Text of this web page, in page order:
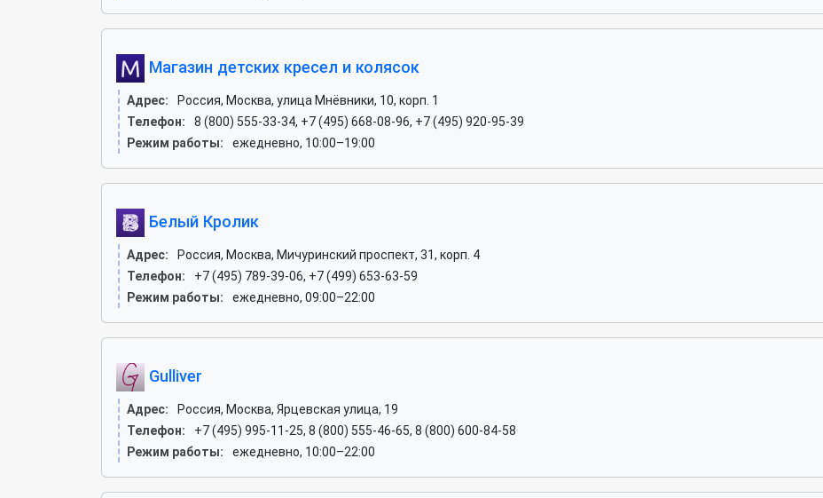
Магазин детских кресел и колясок
Адрес:
Россия, Москва, улица Мнёвники, 10, корп. 1
Телефон:
8 (800) 555-33-34, +7 (495) 668-08-96, +7 (495) 920-95-39
Режим работы:
ежедневно, 10:00–19:00
Белый Кролик
Адрес:
Россия, Москва, Мичуринский проспект, 31, корп. 4
Телефон:
+7 (495) 789-39-06, +7 (499) 653-63-59
Режим работы:
ежедневно, 09:00–22:00
Gulliver
Адрес:
Россия, Москва, Ярцевская улица, 19
Телефон:
+7 (495) 995-11-25, 8 (800) 555-46-65, 8 (800) 600-84-58
Режим работы:
ежедневно, 10:00–22:00